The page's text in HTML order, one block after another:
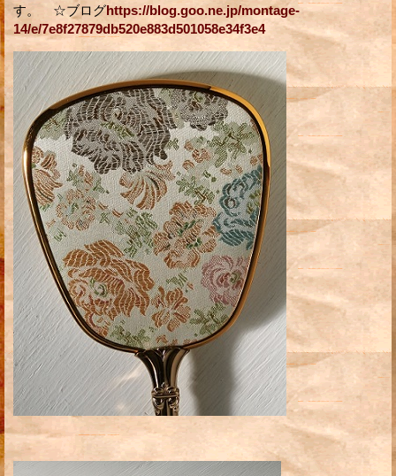
す。 ☆ブログhttps://blog.goo.ne.jp/montage-
14/e/7e8f27879db520e883d501058e34f3e4